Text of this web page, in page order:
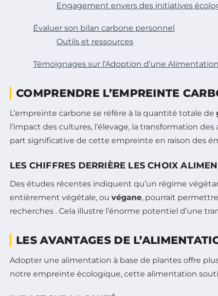
Engagement envers des initiatives
Évaluer son bilan carbone personnel
Outils et ressources
Témoignages sur l’Adoption d’une
COMPRENDRE L’EMPREINTE
L’empreinte carbone se réfère à la quantité totale de
l’impact des cultures, l’élevage, la transformation
part significative de cette empreinte en raison des
LES CHIFFRES DERRIÈRE LES CHOIX
Des études récentes indiquent qu’un régime
entièrement végétale, ou végane, pourrait
recherches . Cela illustre l’énorme potentiel d’une
LES AVANTAGES DE
Adopter une alimentation à base de plantes offre
notre empreinte écologique, cette alimentation